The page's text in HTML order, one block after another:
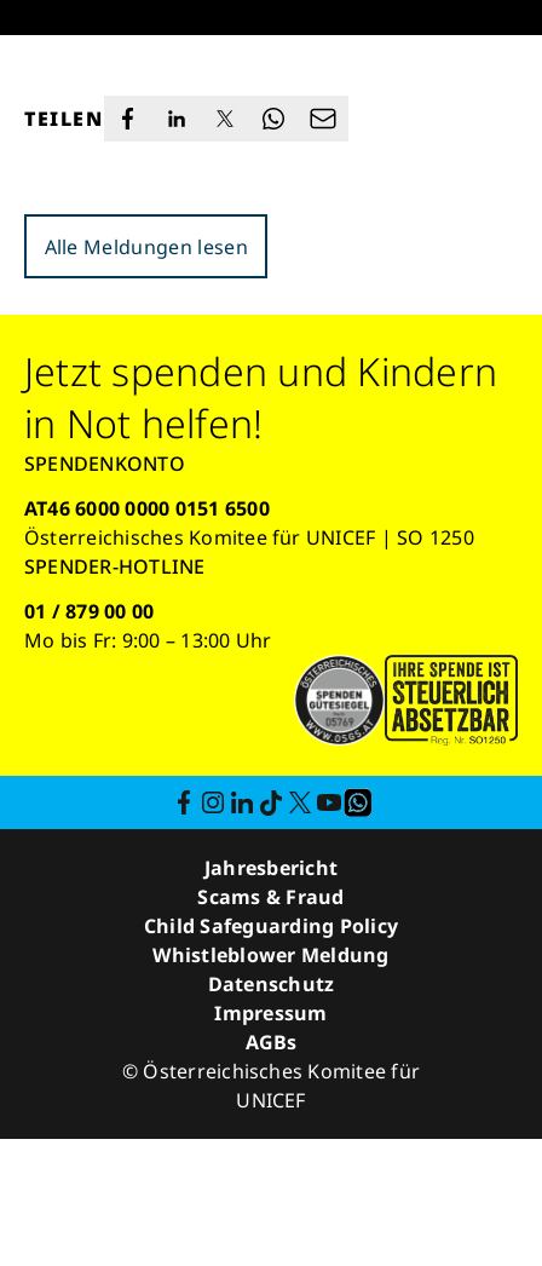
TEILEN
Alle Meldungen lesen
Jetzt spenden und Kindern
in Not helfen!
SPENDENKONTO
AT46 6000 0000 0151 6500
Österreichisches Komitee für UNICEF | SO 1250
SPENDER-HOTLINE
01 / 879 00 00
Mo bis Fr: 9:00 – 13:00 Uhr
© Österreichisches Komitee für
UNICEF
Jahresbericht
Scams & Fraud
Child Safeguarding Policy
Whistleblower Meldung
Datenschutz
Impressum
AGBs